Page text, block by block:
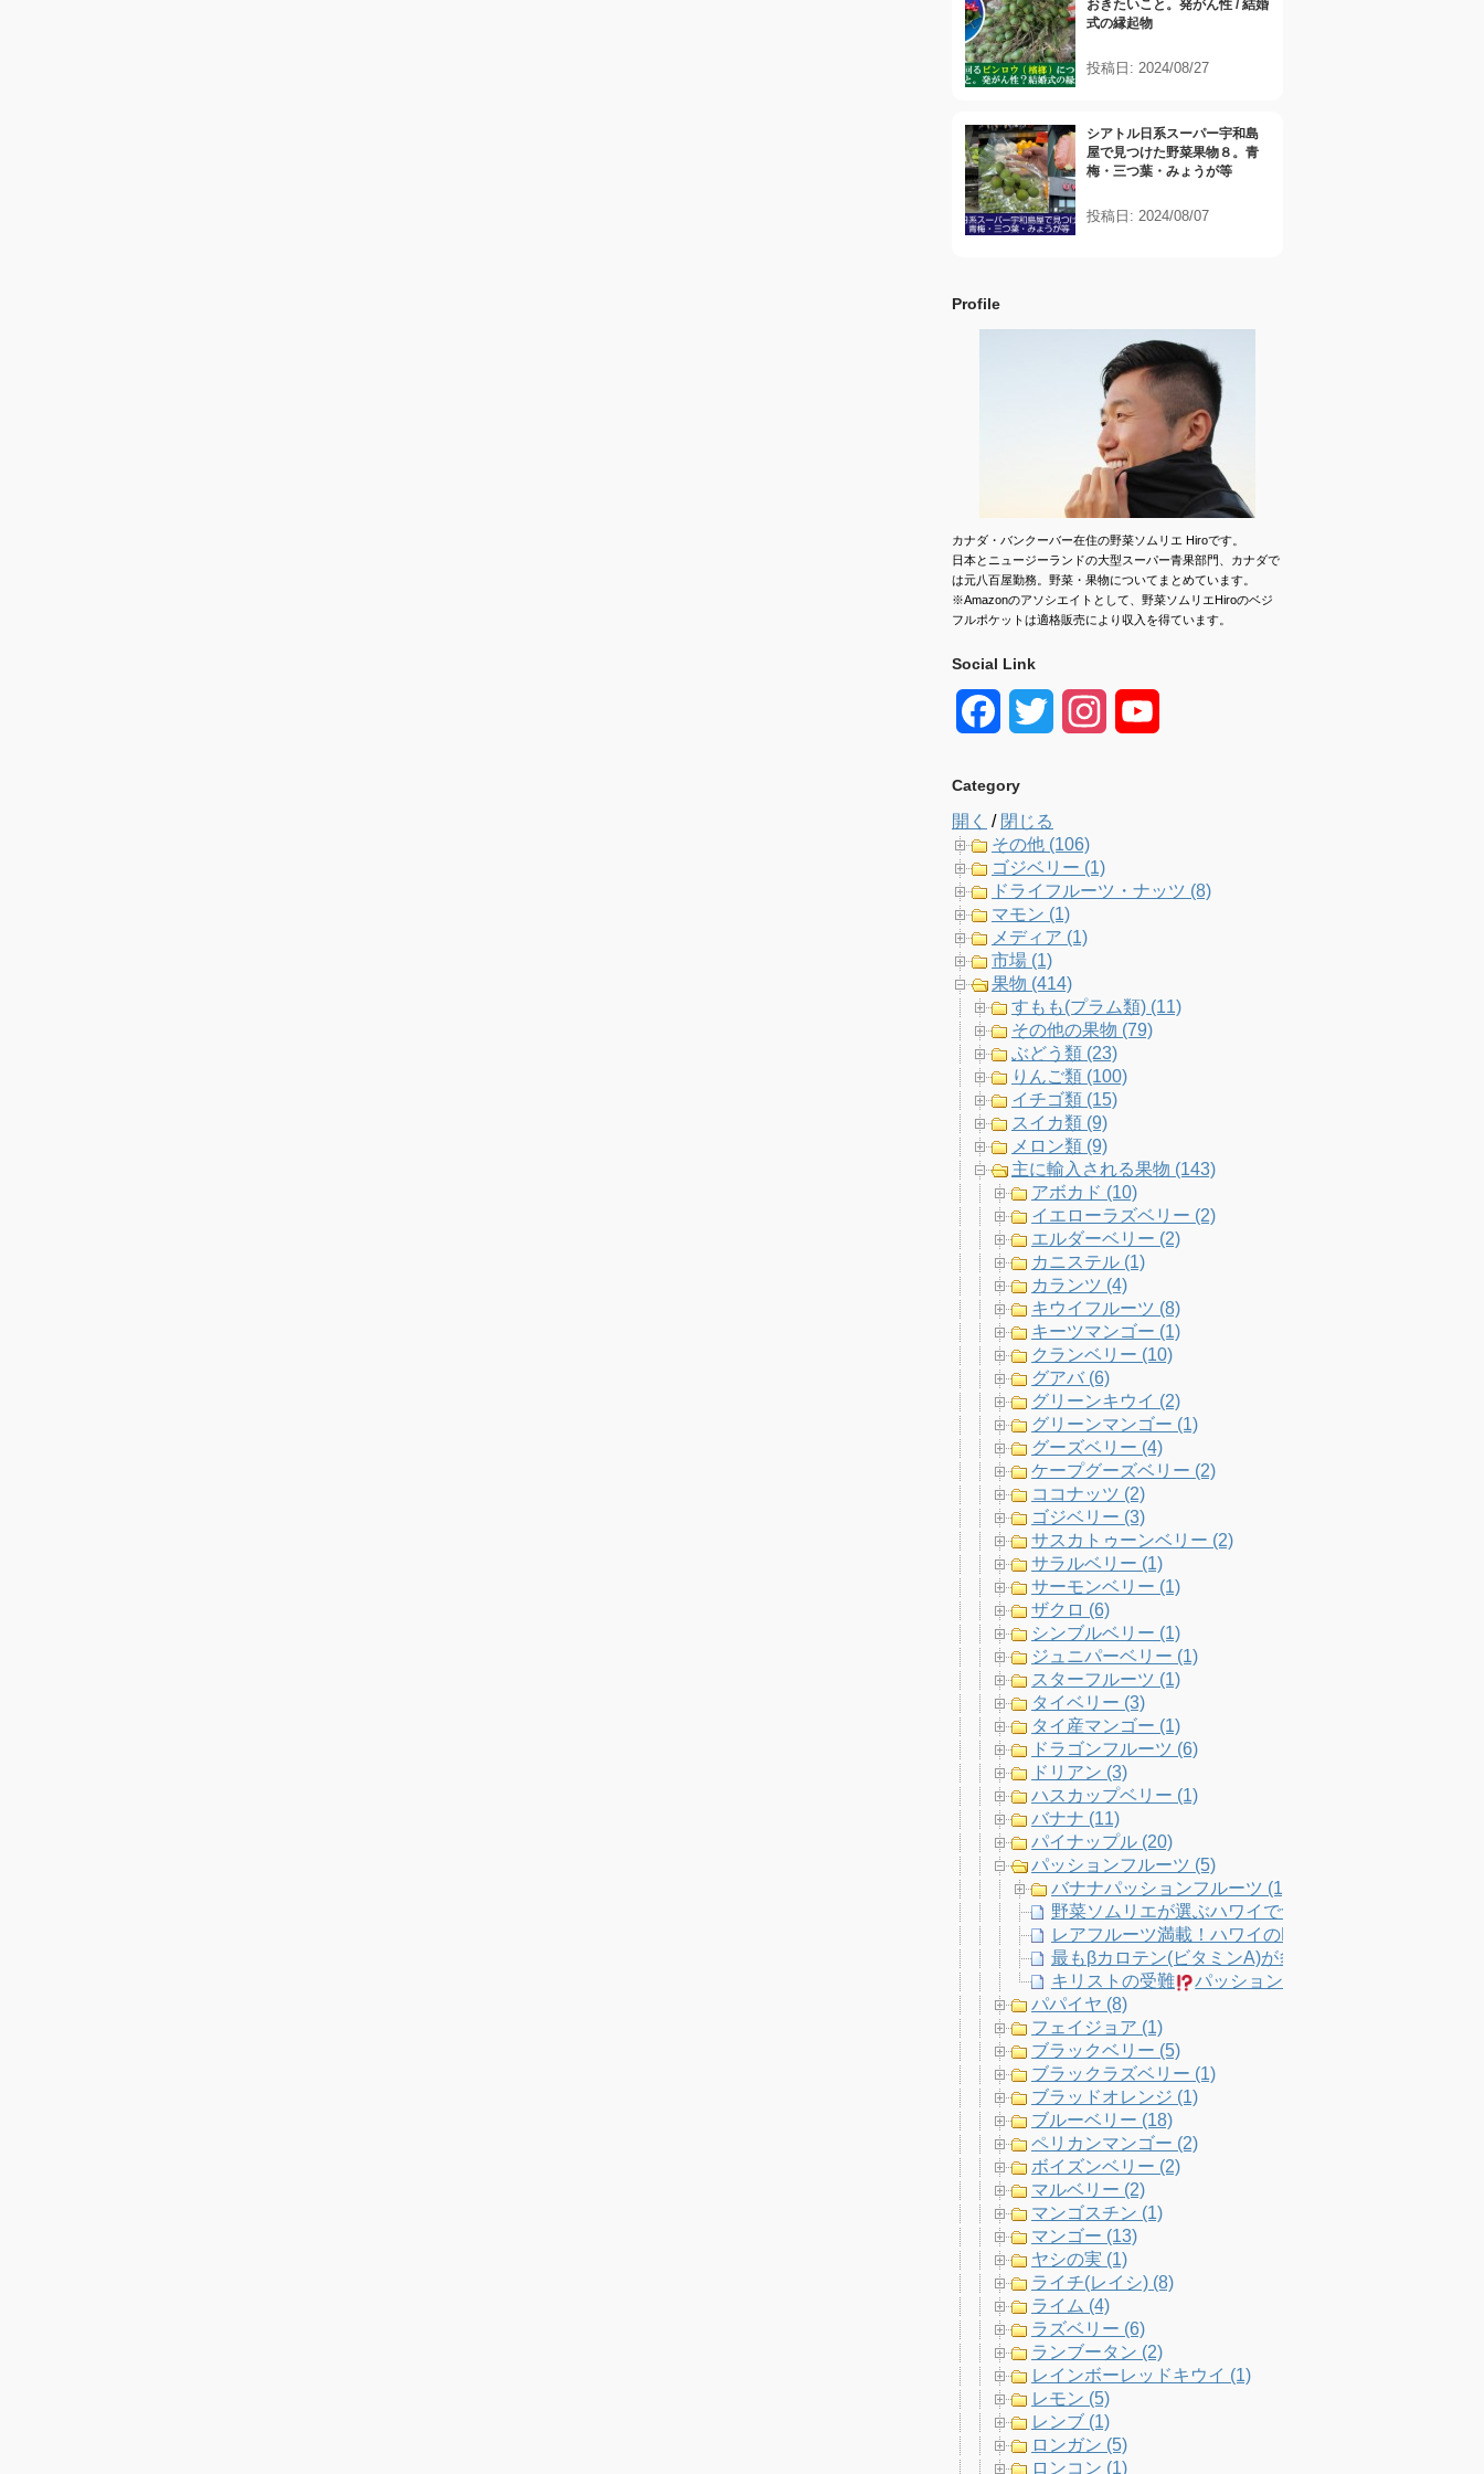
おきたいこと。発がん性 / 結婚
式の縁起物
投稿日: 2024/08/27
シアトル日系スーパー宇和島
屋で見つけた野菜果物８。青
梅・三つ葉・みょうが等
投稿日: 2024/08/07
Profile
カナダ・バンクーバー在住の野菜ソムリエ Hiroです。
日本とニュージーランドの大型スーパー青果部門、カナダで
は元八百屋勤務。野菜・果物についてまとめています。
※Amazonのアソシエイトとして、野菜ソムリエHiroのベジ
フルポケットは適格販売により収入を得ています。
Social Link
e
b
o
o
k
t
t
e
a
a
m
u
C
e
Category
開く / 閉じる
その他 (106)
ゴジベリー (1)
ドライフルーツ・ナッツ (8)
マモン (1)
メディア (1)
市場 (1)
果物 (414)
すもも(プラム類) (11)
その他の果物 (79)
ぶどう類 (23)
りんご類 (100)
イチゴ類 (15)
スイカ類 (9)
メロン類 (9)
主に輸入される果物 (143)
アボカド (10)
イエローラズベリー (2)
エルダーベリー (2)
カニステル (1)
カランツ (4)
キウイフルーツ (8)
キーツマンゴー (1)
クランベリー (10)
グアバ (6)
グリーンキウイ (2)
グリーンマンゴー (1)
グーズベリー (4)
ケープグーズベリー (2)
ココナッツ (2)
ゴジベリー (3)
サスカトゥーンベリー (2)
サラルベリー (1)
サーモンベリー (1)
ザクロ (6)
シンブルベリー (1)
ジュニパーベリー (1)
スターフルーツ (1)
タイベリー (3)
タイ産マンゴー (1)
ドラゴンフルーツ (6)
ドリアン (3)
ハスカップベリー (1)
バナナ (11)
パイナップル (20)
パッションフルーツ (5)
バナナパッションフルーツ (1)
野菜ソムリエが選ぶハワイで食べたいフルーツ18選。
レアフルーツ満載！ハワイのFrankie’s Nursery果樹
最もβカロテン(ビタミンA)が多い果物ベスト20！免疫
キリストの受難
パッションフルーツの知識まとめ
パパイヤ (8)
フェイジョア (1)
ブラックベリー (5)
ブラックラズベリー (1)
ブラッドオレンジ (1)
ブルーベリー (18)
ペリカンマンゴー (2)
ボイズンベリー (2)
マルベリー (2)
マンゴスチン (1)
マンゴー (13)
ヤシの実 (1)
ライチ(レイシ) (8)
ライム (4)
ラズベリー (6)
ランブータン (2)
レインボーレッドキウイ (1)
レモン (5)
レンブ (1)
ロンガン (5)
ロンコン (1)